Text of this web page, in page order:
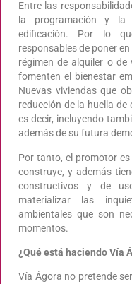
Entre las
la programación y la
edificación. Por lo
responsables de poner
régimen de alquiler o de
fomenten el bienestar
Nuevas viviendas que
reducción de la huella
es decir, incluyendo
además de su futura
Por tanto, el promotor
construye, y además
constructivos y de
materializar las
ambientales que son
momentos.
¿Qué está haciendo Vía
Vía Ágora no pretende